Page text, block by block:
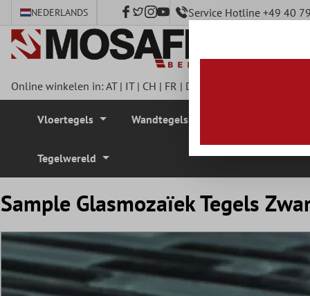
hoofdinhoud
NEDERLANDS Service Hotline +49 40
Online winkelen in:AT| IT| CH | FR | DE
Vloertegels Wandtegels
Tegelwereld
Sample Glasmozaïek Tegels